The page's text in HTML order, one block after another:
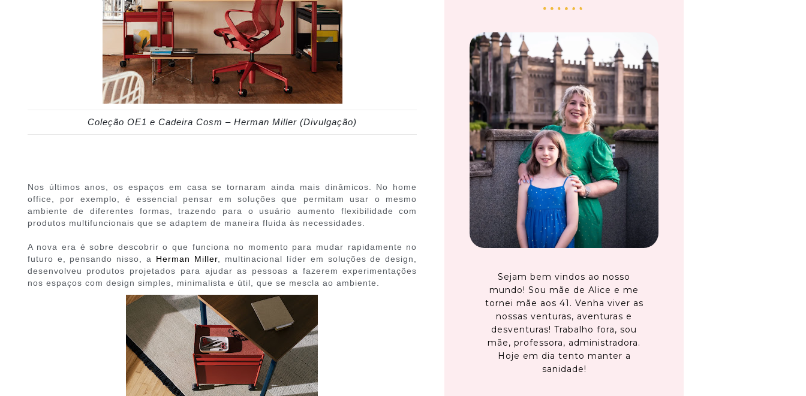
Coleção OE1 e Cadeira Cosm – Herman Miller (Divulgação)
Nos últimos anos, os espaços em casa se tornaram ainda mais dinâmicos. No home
office, por exemplo, é essencial pensar em soluções que permitam usar o mesmo
ambiente de diferentes formas, trazendo para o usuário aumento flexibilidade com
produtos multifuncionais que se adaptem de maneira fluida às necessidades.
A nova era é sobre descobrir o que funciona no momento para mudar rapidamente no
futuro e, pensando nisso, a Herman Miller , multinacional líder em soluções de design,
desenvolveu produtos projetados para ajudar as pessoas a fazerem experimentações
nos espaços com design simples, minimalista e útil, que se mescla ao ambiente.
Sejam bem vindos ao nosso
mundo! Sou mãe de Alice e me
tornei mãe aos 41. Venha viver as
nossas venturas, aventuras e
desventuras! Trabalho fora, sou
mãe, professora, administradora.
Hoje em dia tento manter a
sanidade!